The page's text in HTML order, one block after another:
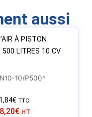
aussi
À PISTON
500 LITRES 10 CV
10/P500*
€ TTC
€ HT